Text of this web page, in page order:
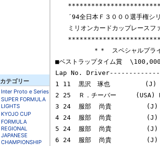
カテゴリー
Inter Proto e Series
SUPER FORMULA
LIGHTS
KYOJO CUP
FORMULA
REGIONAL
JAPANESE
CHAMPIONSHIP
´94全日本Ｆ３０００選手権シ
ミリオンカードカップレースフ
＊＊　スペシャルプライ
■ベストラップタイム賞
Lap No.
1 11  黒沢　琢也         (J)
2 25  Ｒ．チーバー     (USA)
3 24  服部  尚貴         (J)
4 24  服部  尚貴         (J)
5 24  服部  尚貴         (J)
6 24  服部  尚貴         (J)